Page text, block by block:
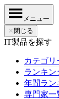
メニュー
✕ 閉じる
IT製品を探す
カテゴリ
ランキン
年間ラン
専門家一